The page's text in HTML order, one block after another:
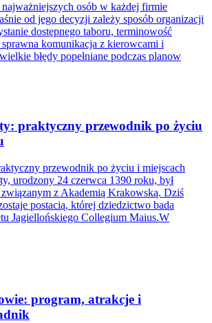
najważniejszych osób w każdej firmie
od jego decyzji zależy sposób organizacji
dostępnego taboru, terminowość
komunikacja z kierowcami i
błędy popełniane podczas planow
praktyczny przewodnik po życiu
przewodnik po życiu i miejscach
urodzony 24 czerwca 1390 roku, był
z Akademią Krakowską. Dziś
postacią, której dziedzictwo bada
Jagiellońskiego Collegium Maius.W
program, atrakcje i